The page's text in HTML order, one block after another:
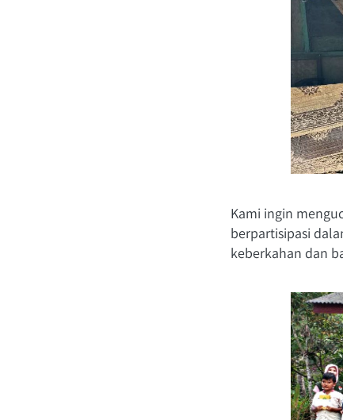
Kami ingin
berpartisipasi
keberkahan dan